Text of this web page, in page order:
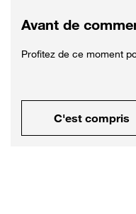
Avant de
Profitez de ce moment
C'est compris